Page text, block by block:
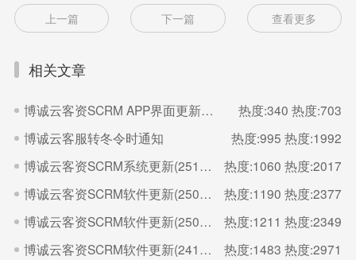
上一篇 下一篇 查看更多
相关文章
博诚云客资SCRM APP界面更新（260523） 热度:340 热度:703
博诚云客服转冬令时通知
热度:995 热度:1992
博诚云客资SCRM系统更新(251017)
热度:1060 热度:2017
博诚云客资SCRM软件更新(250528)
热度:1190 热度:2377
博诚云客资SCRM软件更新(250523)
热度:1211 热度:2349
博诚云客资SCRM软件更新(241128)
热度:1483 热度:2971